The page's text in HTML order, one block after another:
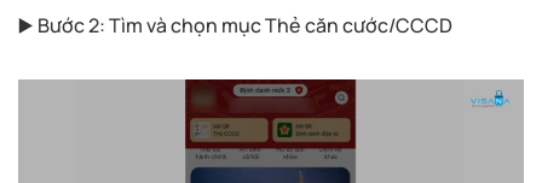
▶️ Bước 2: Tìm và chọn mục Thẻ căn cước/CCCD